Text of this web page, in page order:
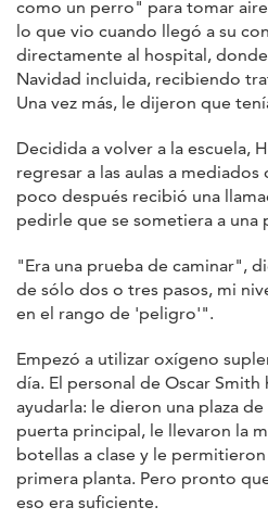
como un perro" para tomar
lo que vio cuando llegó a su
directamente al hospital,
Navidad incluida, recibiendo
Una vez más, le dijeron que
Decidida a volver a la escuela,
regresar a las aulas a
poco después recibió una
pedirle que se sometiera a una
"Era una prueba de caminar",
de sólo dos o tres pasos, mi
en el rango de 'peligro'".
Empezó a utilizar oxígeno
día. El personal de Oscar
ayudarla: le dieron una plaza
puerta principal, le llevaron la
botellas a clase y le
primera planta. Pero pronto
eso era suficiente.